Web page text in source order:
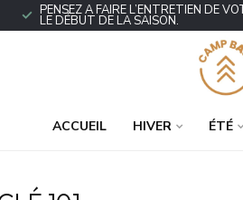
PENSEZ À FAIRE L’ENTRETIEN DE
LE DÉBUT DE LA SAISON.
ACCUEIL HIVER ÉTÉ